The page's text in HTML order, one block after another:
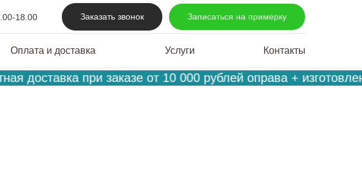
18.00 Заказать звонок Записаться на примерку
Оплата и доставка Услуги Контакты
доставка при заказе от 10 000 рублей оправа +